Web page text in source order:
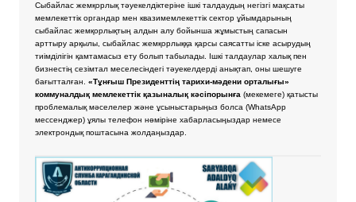
Сыбайлас жемқорлық тәуекелдіктеріне ішкі талдаудың негізгі мақсаты
мемлекеттік органдар мен квазимемлекеттік сектор ұйымдарының
сыбайлас жемқорлықтың алдын алу бойынша жұмыстың сапасын
арттыру арқылы, сыбайлас жемқорлыққа қарсы саясатты іске асырудың
тиімділігін қамтамасыз ету болып табылады. Ішкі талдаулар халық пен
бизнестің сезімтал меселесіндегі тәуекелдерді анықтап, оны шешуге
бағытталған. «Тұнғыш Президенттің тарихи-мәдени орталығы»
коммуналдық мемлекеттік қазыналық кәсіпорынға(мекемеге) қатысты
проблемалық мәселелер және ұсыныстарыңыз болса (WhatsApp
мессенджер) ұялы телефон нөміріне хабарласыңыздар немесе
электрондық поштасына жолдаңыздар.